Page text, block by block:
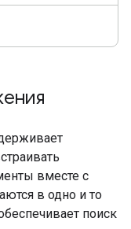
вместе с
в одно и то
поиск